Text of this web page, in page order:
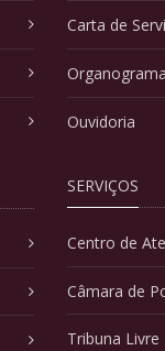
Carta de
Organograma
Ouvidoria
SERVIÇOS
Centro de
Câmara de
Tribuna Livre